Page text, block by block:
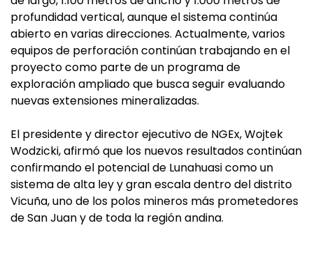
profundidad vertical, aunque el sistema continúa
abierto en varias direcciones. Actualmente, varios
equipos de perforación continúan trabajando en el
proyecto como parte de un programa de
exploración ampliado que busca seguir evaluando
nuevas extensiones mineralizadas.
El presidente y director ejecutivo de NGEx, Wojtek
Wodzicki, afirmó que los nuevos resultados continúan
confirmando el potencial de Lunahuasi como un
sistema de alta ley y gran escala dentro del distrito
Vicuña, uno de los polos mineros más prometedores
de San Juan y de toda la región andina.